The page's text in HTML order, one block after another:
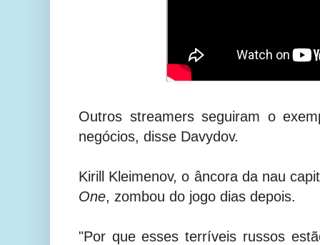
Outros streamers seguiram o
negócios, disse Davydov.
Kirill Kleimenov, o âncora da nau
One, zombou do jogo dias depois.
"Por que esses terríveis russos